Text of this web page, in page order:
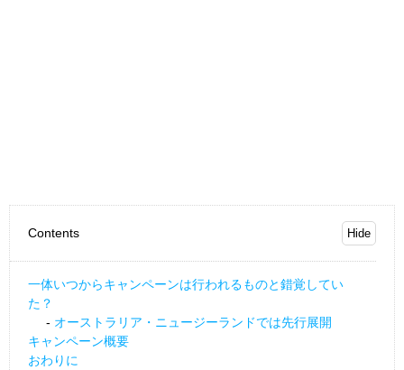
Contents
一体いつからキャンペーンは行われるものと錯覚してい
た？
オーストラリア・ニュージーランドでは先行展開
キャンペーン概要
おわりに